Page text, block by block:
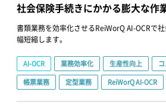
社会保険手続きにかかる膨大な作
書類業務を効率化させるReiWorQ AI-OCRで
幅短縮します。
AI-OCR 業務効率化 生産性向上
帳票業務
定型業務 ReiWorQ AI-OCR